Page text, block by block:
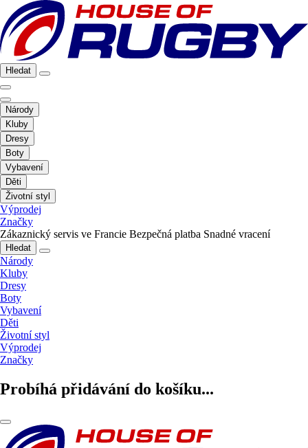
Hledat
Národy
Kluby
Dresy
Boty
Vybavení
Děti
Životní styl
Výprodej
Značky
Zákaznický servis ve Francie Bezpečná platba Snadné vracení
Hledat
Národy
Kluby
Dresy
Boty
Vybavení
Děti
Životní styl
Výprodej
Značky
Probíhá přidávání do košíku...